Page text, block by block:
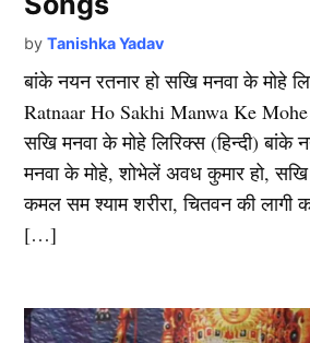
by Tanishka Yadav
बांके नयन रतनार हो सखि मनवा के मोहे
Ratnaar Ho Sakhi Manwa Ke Mohe
सखि मनवा के मोहे लिरिक्स (हिन्दी) बांके
मनवा के मोहे, शोभेलें अवध कुमार हो,
कमल सम श्याम शरीरा, चितवन की लागी
[…]